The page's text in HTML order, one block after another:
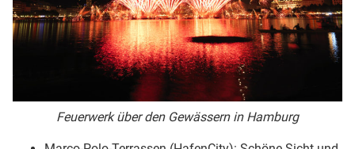
Feuerwerk über den Gewässern in Hamburg